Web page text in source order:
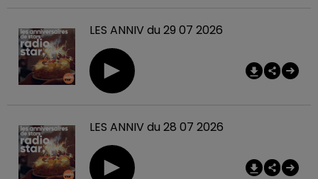
LES ANNIV du 29 07 2026
LES ANNIV du 28 07 2026